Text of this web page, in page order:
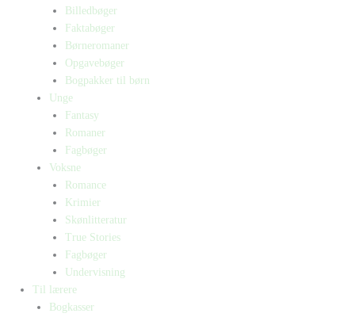
Billedbøger
Faktabøger
Børneromaner
Opgavebøger
Bogpakker til børn
Unge
Fantasy
Romaner
Fagbøger
Voksne
Romance
Krimier
Skønlitteratur
True Stories
Fagbøger
Undervisning
Til lærere
Bogkasser